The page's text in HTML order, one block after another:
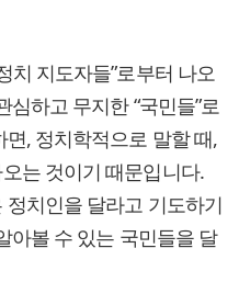
치 지도자들”로부터 나오
하고 무지한 “국민들”로
, 정치학적으로 말할 때,
는 것이기 때문입니다.
치인을 달라고 기도하기
아볼 수 있는 국민들을 달